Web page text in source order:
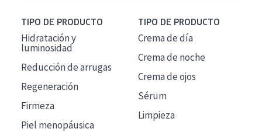
TIPO DE PRODUCTO
Hidratación y
luminosidad
Reducción de arrugas
Regeneración
Firmeza
Piel menopáusica
TIPO DE PRODUCTO
Crema de día
Crema de noche
Crema de ojos
Sérum
Limpieza